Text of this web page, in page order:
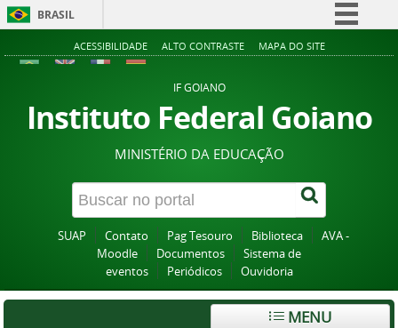
BRASIL
Simplifique!
Acesso à informação
Legislação
Canais
ACESSIBILIDADE ALTO CONTRASTE MAPA DO SITE
IF GOIANO
Instituto Federal Goiano
MINISTÉRIO DA EDUCAÇÃO
SUAP Contato Pag Tesouro Biblioteca
AVA -
Moodle
Documentos
Sistema de
eventos
Periódicos Ouvidoria
MENU